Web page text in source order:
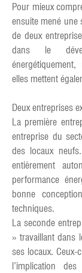
Pour mieux
ensuite mené une
de deux
dans le
elles mettent
Deux entreprises
La première
entreprise du
des locaux
entièrement
performance
bonne
techniques.
La seconde
» travaillant dans
ses locaux.
l’implication